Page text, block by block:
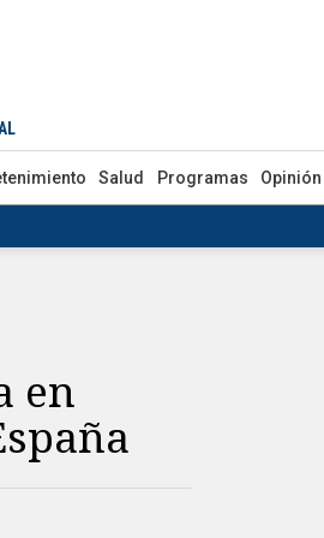
Salud Programas Opinión
en